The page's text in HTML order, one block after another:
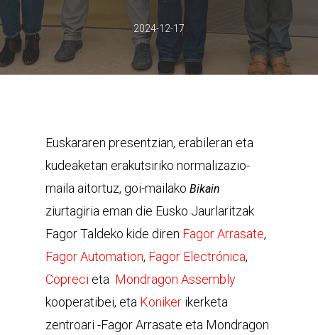
2024-12-17
Euskararen presentzian, erabileran eta
kudeaketan erakutsiriko normalizazio-
maila aitortuz, goi-mailako Bikain
ziurtagiria eman die Eusko Jaurlaritzak
Fagor Taldeko kide diren Fagor Arrasate,
Fagor Automation, Fagor Electrónica,
Copreci eta Mondragon Assembly
kooperatibei, eta Koniker ikerketa
zentroari -Fagor Arrasate eta Mondragon